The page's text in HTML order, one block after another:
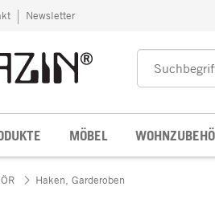
Newsletter
MÖBEL
Haken, Garderoben